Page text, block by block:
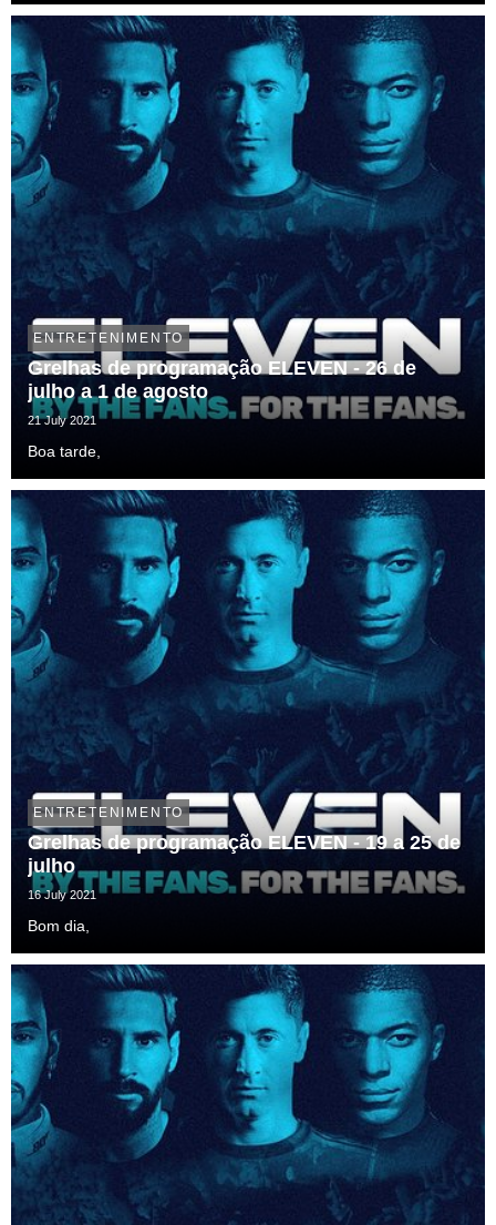
ENTRETENIMENTO
Grelhas de programação ELEVEN - 26 de
julho a 1 de agosto
21 July 2021
Boa tarde,
ENTRETENIMENTO
Grelhas de programação ELEVEN - 19 a 25 de
julho
16 July 2021
Bom dia,